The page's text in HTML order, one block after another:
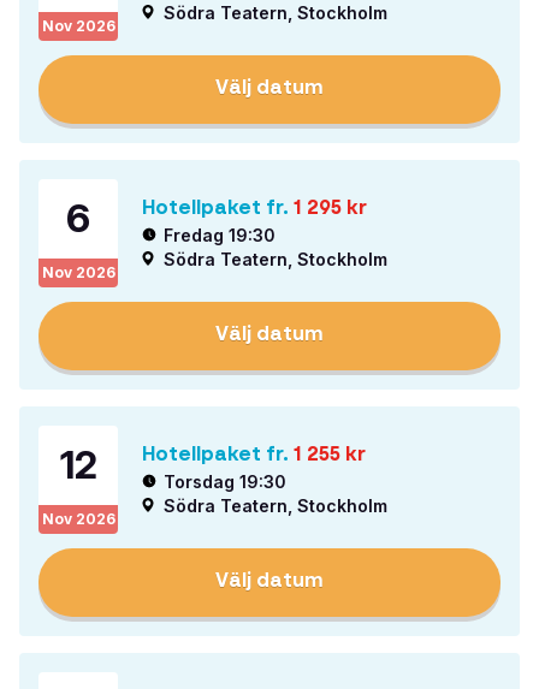
Nov 2026
Södra Teatern, Stockholm
Välj datum
6
Nov 2026
Hotellpaket fr. 1 295 kr
Fredag 19:30
Södra Teatern, Stockholm
Välj datum
12
Nov 2026
Hotellpaket fr. 1 255 kr
Torsdag 19:30
Södra Teatern, Stockholm
Välj datum